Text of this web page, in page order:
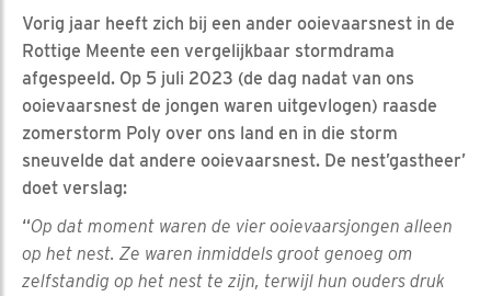
Vorig jaar heeft zich bij een ander ooievaarsnest in de
Rottige Meente een vergelijkbaar stormdrama
afgespeeld. Op 5 juli 2023 (de dag nadat van ons
ooievaarsnest de jongen waren uitgevlogen) raasde
zomerstorm Poly over ons land en in die storm
sneuvelde dat andere ooievaarsnest. De nest’gastheer’
doet verslag:
“Op dat moment waren de vier ooievaarsjongen alleen
op het nest. Ze waren inmiddels groot genoeg om
zelfstandig op het nest te zijn, terwijl hun ouders druk